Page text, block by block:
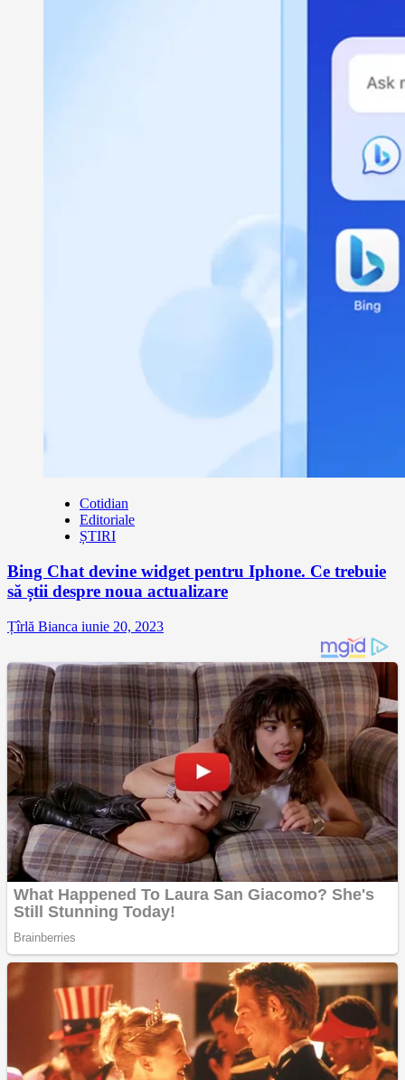
Cotidian
Editoriale
ȘTIRI
Bing Chat devine widget pentru Iphone. Ce trebuie
să știi despre noua actualizare
Țîrlă Bianca iunie 20, 2023